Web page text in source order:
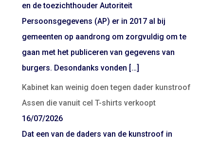
en de toezichthouder Autoriteit
Persoonsgegevens (AP) er in 2017 al bij
gemeenten op aandrong om zorgvuldig om te
gaan met het publiceren van gegevens van
burgers. Desondanks vonden […]
Kabinet kan weinig doen tegen dader kunstroof
Assen die vanuit cel T-shirts verkoopt
16/07/2026
Dat een van de daders van de kunstroof in